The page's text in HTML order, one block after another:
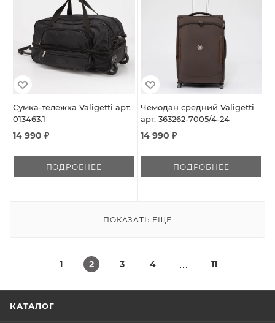
Сумка-тележка Valigetti арт.
013463.1
14 990 ₽
ПОДРОБНЕЕ
Чемодан средний Valigetti
арт. 363262-7005/4-24
14 990 ₽
ПОДРОБНЕЕ
ПОКАЗАТЬ ЕЩЕ
1 2 3 4 11
КАТАЛОГ